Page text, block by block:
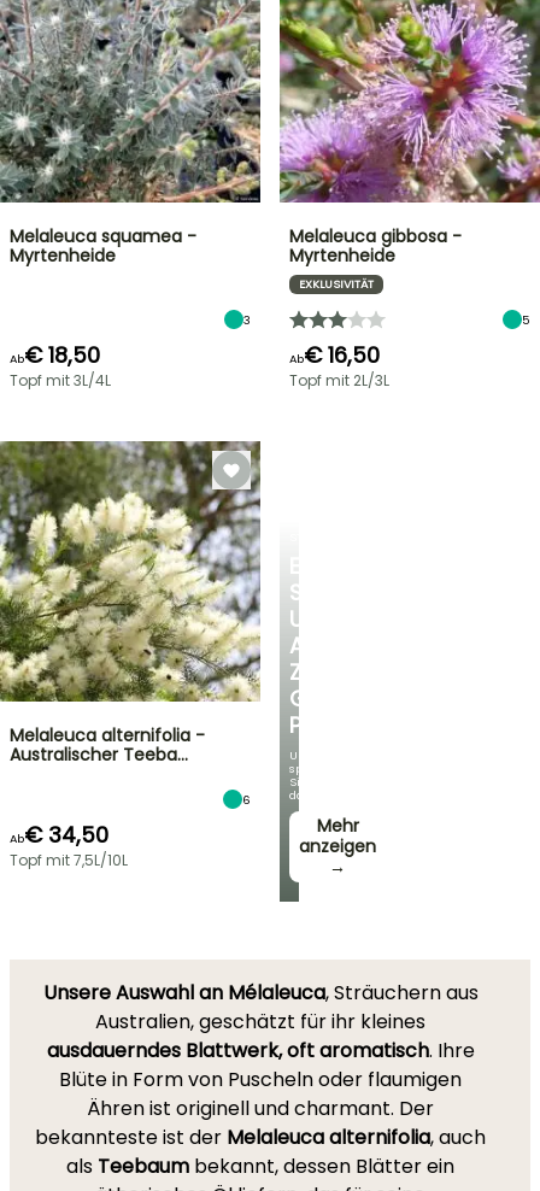
SIE
UNSERE
AUSWAHL
ZU
GÜNSTIGEN
PREISEN
Und
sparen
Sie
dabei!
Mehr
anzeigen
→
Melaleuca squamea -
Myrtenheide
3
Ab€ 18,50
Topf mit 3L/4L
Melaleuca gibbosa -
Myrtenheide
EXKLUSIVITÄT
5
Ab€ 16,50
Topf mit 2L/3L
Melaleuca alternifolia -
Australischer Teeba…
6
Ab€ 34,50
Topf mit 7,5L/10L
Unsere Auswahl an Mélaleuca, Sträuchern aus
Australien, geschätzt für ihr kleines
ausdauerndes Blattwerk, oft aromatisch. Ihre
Blüte in Form von Puscheln oder flaumigen
Ähren ist originell und charmant. Der
bekannteste ist der Melaleuca alternifolia, auch
als Teebaum bekannt, dessen Blätter ein